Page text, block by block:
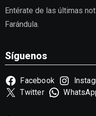
Entérate de las últimas
Farándula.
Síguenos
Facebook
Twitter